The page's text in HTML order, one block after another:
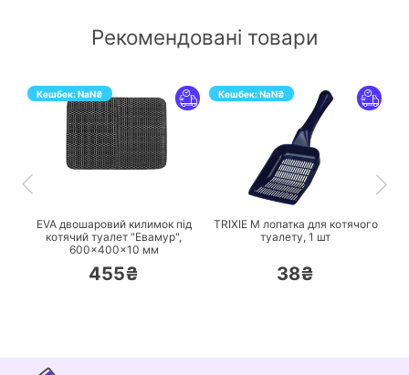
Рекомендовані товари
Кешбек:NaN₴
EVA двошаровий килимок під
котячий туалет "Евамур",
600×400×10 мм
455₴
Кешбек:NaN₴
ПЕРЕЙТИ
TRIXIE M лопатка для котячого
туалету, 1 шт
38₴